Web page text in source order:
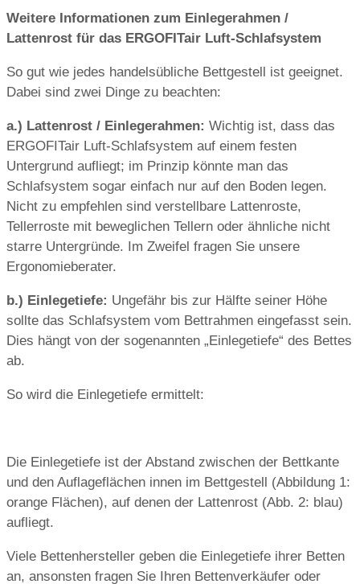
Weitere Informationen zum Einlegerahmen /
Lattenrost für das ERGOFITair Luft-Schlafsystem
So gut wie jedes handelsübliche Bettgestell ist geeignet.
Dabei sind zwei Dinge zu beachten:
a.) Lattenrost / Einlegerahmen: Wichtig ist, dass das
ERGOFITair Luft-Schlafsystem auf einem festen
Untergrund aufliegt; im Prinzip könnte man das
Schlafsystem sogar einfach nur auf den Boden legen.
Nicht zu empfehlen sind verstellbare Lattenroste,
Tellerroste mit beweglichen Tellern oder ähnliche nicht
starre Untergründe. Im Zweifel fragen Sie unsere
Ergonomieberater.
b.) Einlegetiefe: Ungefähr bis zur Hälfte seiner Höhe
sollte das Schlafsystem vom Bettrahmen eingefasst sein.
Dies hängt von der sogenannten „Einlegetiefe“ des Bettes
ab.
So wird die Einlegetiefe ermittelt:
Die Einlegetiefe ist der Abstand zwischen der Bettkante
und den Auflageflächen innen im Bettgestell (Abbildung 1:
orange Flächen), auf denen der Lattenrost (Abb. 2: blau)
aufliegt.
Viele Bettenhersteller geben die Einlegetiefe ihrer Betten
an, ansonsten fragen Sie Ihren Bettenverkäufer oder